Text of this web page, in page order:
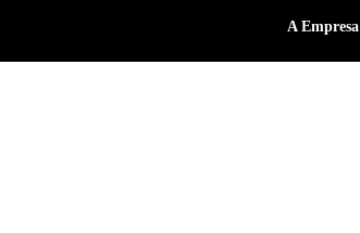
A Empresa